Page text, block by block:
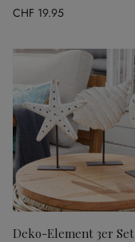
CHF 19.95
Deko-Element 3er Set